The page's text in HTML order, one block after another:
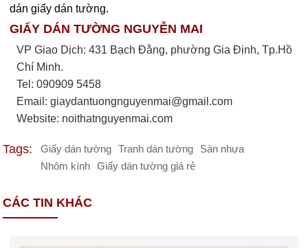
dán giấy dán tường.
GIẤY DÁN TƯỜNG NGUYỄN MAI
VP Giao Dịch: 431 Bạch Đằng, phường Gia Định, Tp.Hồ
Chí Minh.
Tel: 090909 5458
Email:giaydantuongnguyenmai@gmail.com
Website: noithatnguyenmai.com
Tags: Giấy dán tường Tranh dán tường
Sàn nhựa
Nhôm kính
Giấy dán tường giá rẻ
CÁC TIN KHÁC